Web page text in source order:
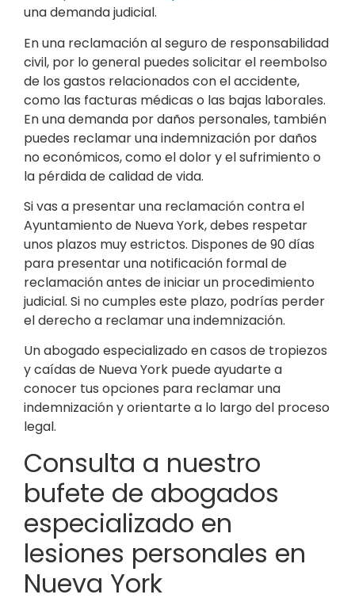
una demanda judicial.
En una reclamación al seguro de responsabilidad
civil, por lo general puedes solicitar el reembolso
de los gastos relacionados con el accidente,
como las facturas médicas o las bajas laborales.
En una demanda por daños personales, también
puedes reclamar una indemnización por daños
no económicos, como el dolor y el sufrimiento o
la pérdida de calidad de vida.
Si vas a presentar una reclamación contra el
Ayuntamiento de Nueva York, debes respetar
unos plazos muy estrictos. Dispones de 90 días
para presentar una notificación formal de
reclamación antes de iniciar un procedimiento
judicial. Si no cumples este plazo, podrías perder
el derecho a reclamar una indemnización.
Un abogado especializado en casos de tropiezos
y caídas de Nueva York puede ayudarte a
conocer tus opciones para reclamar una
indemnización y orientarte a lo largo del proceso
legal.
Consulta a nuestro
bufete de abogados
especializado en
lesiones personales en
Nueva York